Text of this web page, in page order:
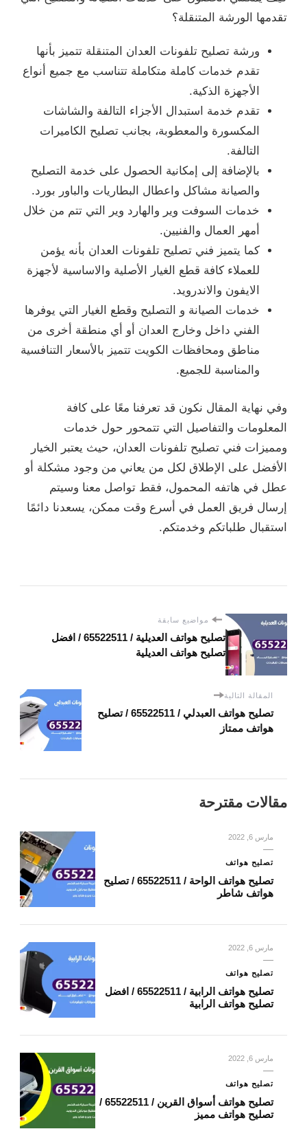
تقدمها الورشة المتنقلة؟
ورشة تصليح تلفونات العدان المتنقلة تتميز بأنها
تقدم خدمات كاملة متكاملة تتناسب مع جميع أنواع
الأجهزة الذكية.
تقدم خدمة استبدال الأجزاء التالفة والشاشات
المكسورة والمعطوبة، بجانب تصليح الكاميرات
التالفة.
بالإضافة إلى إمكانية الحصول على خدمة التصليح
والصيانة مشاكل واعطال البطاريات والباور بورد.
خدمات السوفت وير والهارد وير التي تتم من خلال
أمهر العمال والفنيين.
كما يتميز فني تصليح تلفونات العدان بأنه يؤمن
للعملاء كافة قطع الغيار الأصلية والاساسية لأجهزة
الايفون والاندرويد.
خدمات الصيانة و التصليح وقطع الغيار التي يوفرها
الفني داخل وخارج العدان أو أي منطقة أخرى من
مناطق ومحافظات الكويت تتميز بالأسعار التنافسية
والمناسبة للجميع.
وفي نهاية المقال نكون قد تعرفنا معًا على كافة
المعلومات والتفاصيل التي تتمحور حول خدمات
ومميزات فني تصليح تلفونات العدان، حيث يعتبر الخيار
الأفضل على الإطلاق لكل من يعاني من وجود مشكلة أو
عطل في هاتفه المحمول، فقط تواصل معنا وسيتم
إرسال فريق العمل في أسرع وقت ممكن، يسعدنا دائمًا
استقبال طلباتكم وخدمتكم.
مواضيع سابقة
تصليح هواتف العديلية / 65522511 / افضل
تصليح هواتف العديلية
المقالة التالية
تصليح هواتف العبدلي / 65522511 / تصليح
هواتف ممتاز
مقالات مقترحة
مارس 6, 2022
تصليح هواتف
تصليح هواتف الواحة / 65522511 / تصليح
هواتف شاطر
مارس 6, 2022
تصليح هواتف
تصليح هواتف الرابية / 65522511 / افضل
تصليح هواتف الرابية
مارس 6, 2022
تصليح هواتف
تصليح هواتف أسواق القرين / 65522511 /
تصليح هواتف مميز